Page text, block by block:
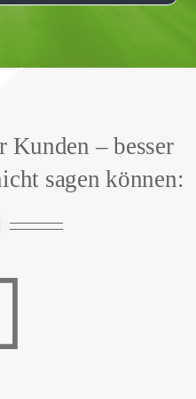
Kunden – besser
sagen können: